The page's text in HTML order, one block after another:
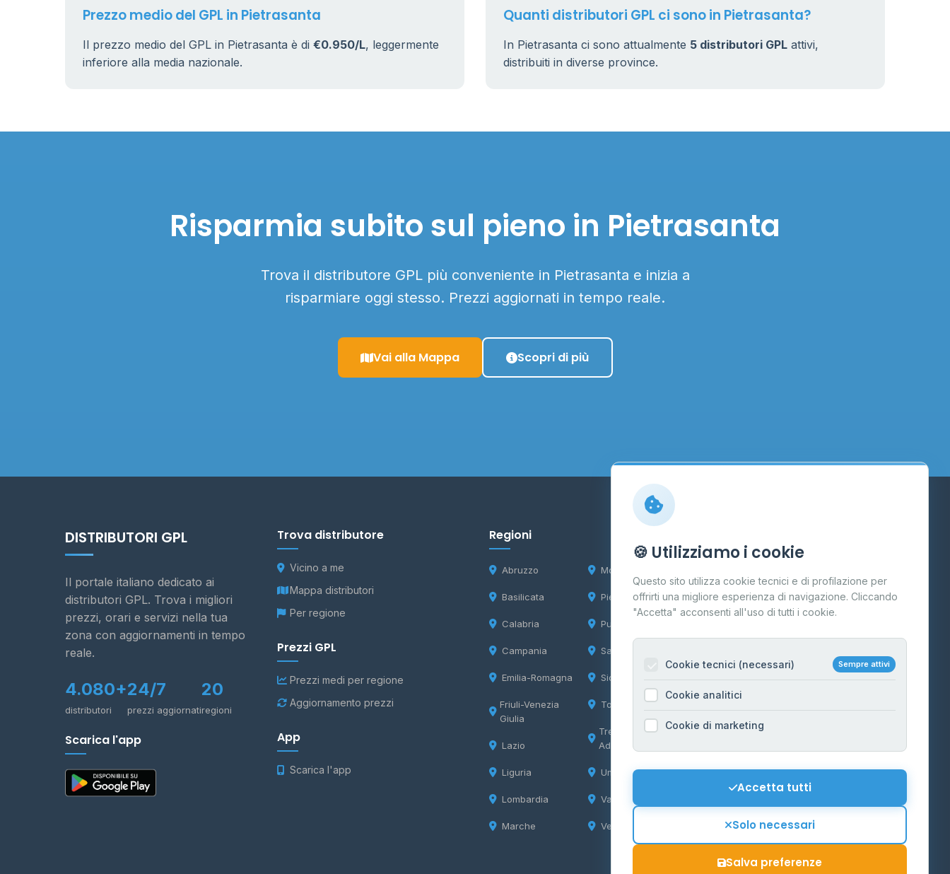
Prezzo medio del GPL in Pietrasanta
Il prezzo medio del GPL in Pietrasanta è di €0.950/L, leggermente
inferiore alla media nazionale.
Quanti distributori GPL ci sono in Pietrasanta?
In Pietrasanta ci sono attualmente 5 distributori GPL attivi,
distribuiti in diverse province.
Risparmia subito sul pieno in Pietrasanta
Trova il distributore GPL più conveniente in Pietrasanta e inizia a
risparmiare oggi stesso. Prezzi aggiornati in tempo reale.
Vai alla Mappa Scopri di più
DISTRIBUTORI GPL
Il portale italiano dedicato ai
distributori GPL. Trova i migliori
prezzi, orari e servizi nella tua
zona con aggiornamenti in tempo
reale.
4.080+
distributori
24/7
prezzi aggiornati
20
regioni
Scarica l'app
Trova distributore
Vicino a me
Mappa distributori
Per regione
Prezzi GPL
Prezzi medi per regione
Aggiornamento prezzi
App
Scarica l'app
Regioni
Abruzzo
Basilicata
Calabria
Campania
Emilia-Romagna
Friuli-Venezia
Giulia
Lazio
Liguria
Lombardia
Marche
Molise
Piemonte
Puglia
Sardegna
Sicilia
Toscana
Trentino-Alto
Adige
Umbria
Valle d'Aosta
Veneto
Contatti
Per gestori
Informazioni legali
Privacy Policy
Cookie Policy
Mappa del sito
Contattaci
🍪 Utilizziamo i cookie
Questo sito utilizza cookie tecnici e di profilazione per
offrirti una migliore esperienza di navigazione. Cliccando
"Accetta" acconsenti all'uso di tutti i cookie.
Cookie tecnici (necessari) Sempre attivi
Cookie analitici
Cookie di marketing
Accetta tutti
Solo necessari
Salva preferenze